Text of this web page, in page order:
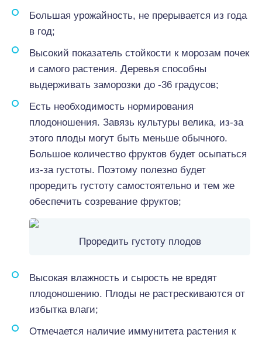
Большая урожайность, не прерывается из года
в год;
Высокий показатель стойкости к морозам почек
и самого растения. Деревья способны
выдерживать заморозки до -36 градусов;
Есть необходимость нормирования
плодоношения. Завязь культуры велика, из-за
этого плоды могут быть меньше обычного.
Большое количество фруктов будет осыпаться
из-за густоты. Поэтому полезно будет
проредить густоту самостоятельно и тем же
обеспечить созревание фруктов;
Проредить густоту плодов
Высокая влажность и сырость не вредят
плодоношению. Плоды не растрескиваются от
избытка влаги;
Отмечается наличие иммунитета растения к